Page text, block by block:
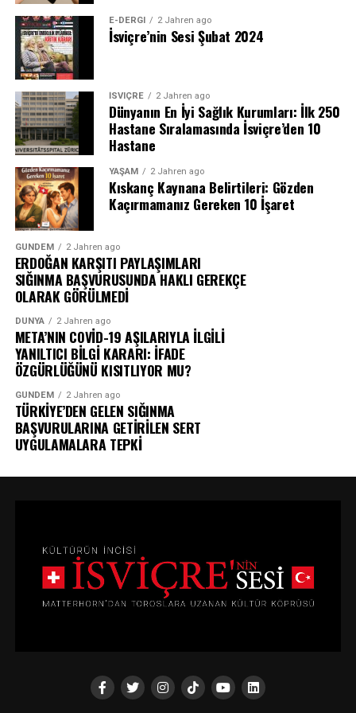
Merkezi’ni ziyaret etti ve Uluslararası Demokratlar
Birliği (UID) İsviçre temsilcileriyle sahur programında bir
araya geldi.
Zürih’te düzenlenen iftar organizasyonu, İsviçre’de
yaşayan Türk toplumunun kültürel değerlerini yaşatma
ve dayanışma ruhunu güçlendirme kararlılığını bir kez
daha ortaya koydu.
E-DERGI 2 Jahren ago
İsviçre’nin Sesi Şubat 2024
İSVIÇRE 2 Jahren ago
Dünyanın En İyi Sağlık Kurumları: İlk 250
Hastane Sıralamasında İsviçre’den 10
Hastane
YAŞAM 2 Jahren ago
Kıskanç Kaynana Belirtileri: Gözden
Kaçırmamanız Gereken 10 İşaret
GÜNDEM 2 Jahren ago
ERDOĞAN KARŞITI PAYLAŞIMLARI
SIĞINMA BAŞVURUSUNDA HAKLI GEREKÇE
OLARAK GÖRÜLMEDİ
DÜNYA 2 Jahren ago
META’NIN COVİD-19 AŞILARIYLA İLGİLİ
YANILTICI BİLGİ KARARI: İFADE
ÖZGÜRLÜĞÜNÜ KISITLIYOR MU?
GÜNDEM 2 Jahren ago
TÜRKİYE’DEN GELEN SIĞINMA
BAŞVURULARINA GETİRİLEN SERT
UYGULAMALARA TEPKİ